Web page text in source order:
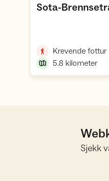
Sota-
Krevende fottur,
5.8 kilometer
Sjekk